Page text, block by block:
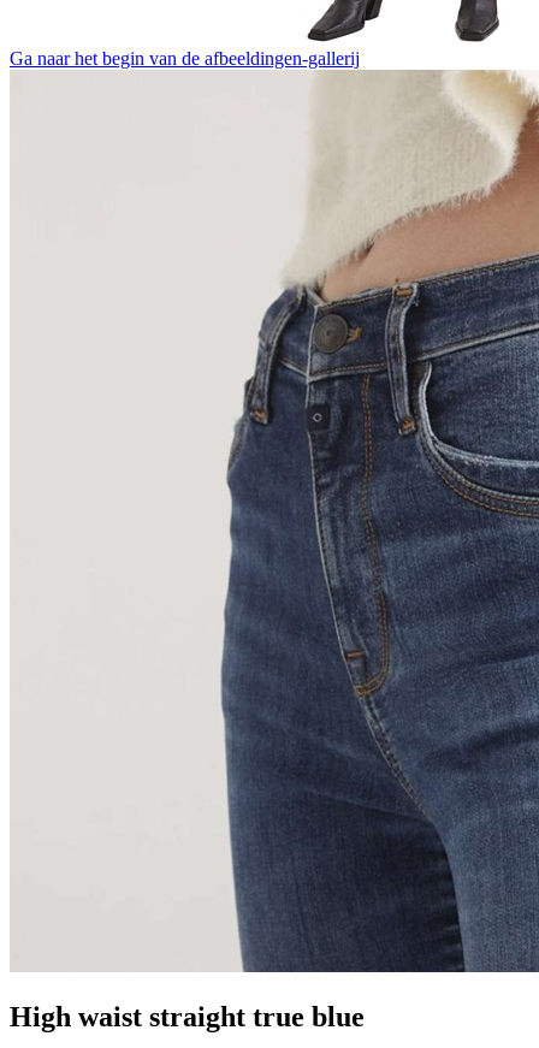
Ga naar het begin van de afbeeldingen-gallerij
High waist straight true blue